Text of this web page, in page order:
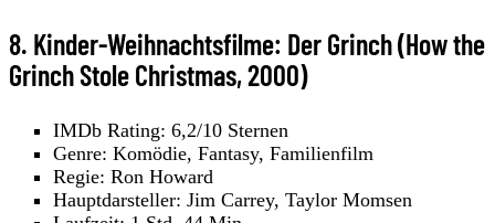
8. Kinder-Weihnachtsfilme: Der Grinch (How the
Grinch Stole Christmas, 2000)
IMDb Rating: 6,2/10 Sternen
Genre: Komödie, Fantasy, Familienfilm
Regie: Ron Howard
Hauptdarsteller: Jim Carrey, Taylor Momsen